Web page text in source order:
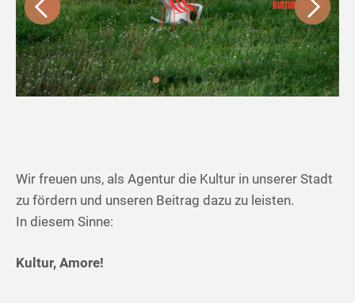
Wir freuen uns, als Agentur die Kultur in unserer Stadt
zu fördern und unseren Beitrag dazu zu leisten.
In diesem Sinne:
Kultur, Amore!